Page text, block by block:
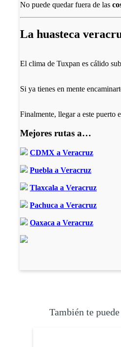
No puede quedar fuera de las
La huasteca
El clima de Tuxpan es cálido
Si ya tienes en mente
Finalmente, llegar a este puerto
Mejores rutas a…
CDMX a Veracruz
Puebla a Veracruz
Tlaxcala a Veracruz
Pachuca a Veracruz
Oaxaca a Veracruz
También te